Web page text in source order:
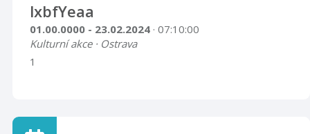
lxbfYeaa
01.00.0000 - 23.02.2024 · 07:10:00
Kulturní akce · Ostrava
1